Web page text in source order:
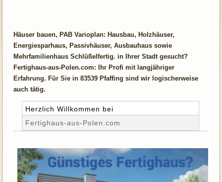
Häuser bauen, PAB Varioplan: Hausbau, Holzhäuser,
Energiesparhaus, Passivhäuser, Ausbauhaus sowie
Mehrfamilienhaus Schlüßelfertig. in Ihrer Stadt gesucht?
Fertighaus-aus-Polen.com: Ihr Profi mit langjähriger
Erfahrung. Für Sie in 83539 Pfaffing sind wir logischerweise
auch tätig.
Herzlich Willkommen bei
Fertighaus-aus-Polen.com